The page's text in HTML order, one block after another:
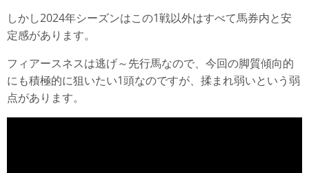
しかし2024年シーズンはこの1戦以外はすべて馬券内と安
定感があります。
フィアースネスは逃げ～先行馬なので、今回の脚質傾向的
にも積極的に狙いたい1頭なのですが、揉まれ弱いという弱
点があります。